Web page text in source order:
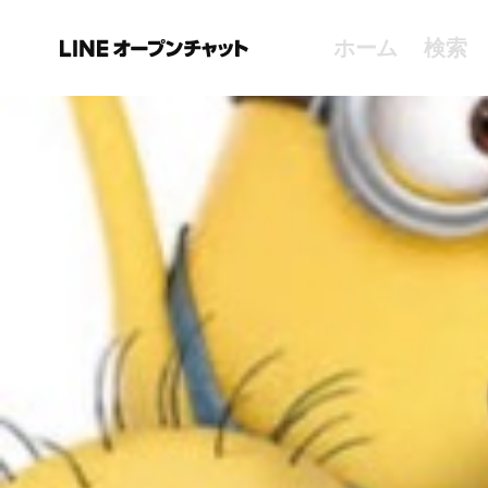
ホーム 検索